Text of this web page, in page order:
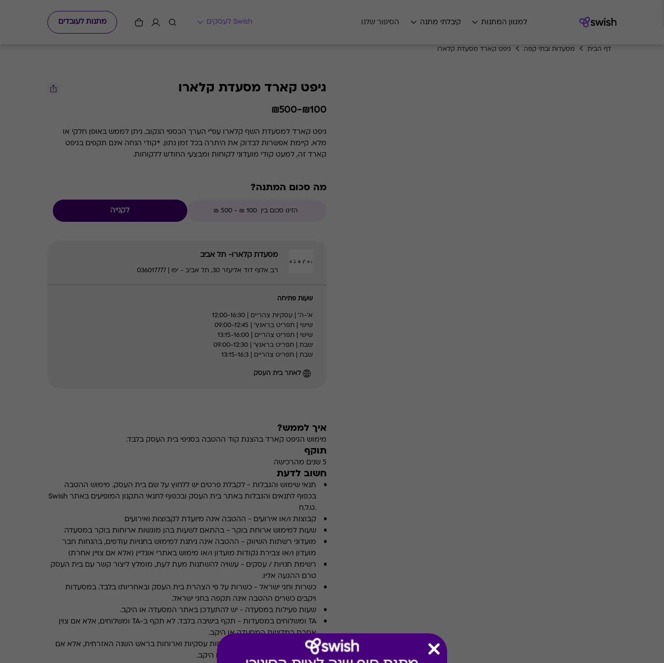
למגוון המתנות קיבלתי מתנה הסיפור שלנו Swish לעסקים מתנות לעובדים
דף הבית מסעדות ובתי קפה גיפט קארד מסעדת קלארו
גיפט קארד מסעדת קלארו
₪100-₪500
גיפט קארד למסעדת השף קלארו עפ"י הערך הכספי הנקוב. ניתן לממש באופן חלקי או
מלא. קיימת אפשרות לבדוק את היתרה בכל זמן נתון. *קודי הנחה אינם תקפים בגיפט
קארד זה, למעט קודי מועדוני לקוחות ומבצעי החודש ללקוחות.
מה סכום המתנה?
לקנייה
מסעדת קלארו- תל אביב
רב אלוף דוד אליעזר 30, תל אביב - יפו | 036017777
שעות פתיחה
א׳-ה׳ | עסקיות צהריים | 12:00-16:30
שישי | תפריט בראנץ' | 09:00-12:45
שישי | תפריט צהריים | 13:15-16:00
שבת | תפריט בראנץ' | 09:00-12:30
שבת | תפריט צהריים | 13:15-16:3
לאתר בית העסק
איך לממש?
מימוש הגיפט קארד בהצגת קוד ההטבה בסניפי בית העסק בלבד.
תוקף
5 שנים מהרכישה
חשוב לדעת
תנאי שימוש והגבלות -לקבלת פרטים יש ללחוץ על שם בית העסק. מימוש ההטבה
בכפוף לתנאים והגבלות באתר בית העסק ובכפוף לתנאי התקנון המופיעים באתר Swish
.ט.ל.ח
קבוצות ו/או אירועים - ההטבה אינה מיועדת לקבוצות ואירועים
שעות למימוש ארוחת בוקר -בהתאם לשעות בהן מוגשות ארוחות בוקר במסעדה
מועדוני רשתות השיווק - ההטבה אינה ניתנת למימוש בחנויות עודפים, בהנחות חבר
מועדון ו/או צבירת נקודות מועדון ו/או מימוש באתרי אונליין (אלא אם צויין אחרת)
רשימת חנויות / עסקים -עשויה להשתנות מעת לעת, מומלץ ליצור קשר עם בית העסק
טרם ההגעה אליו.
כשרות וחגי ישראל -כשרות על פי הצהרת בית העסק ובאחריותו בלבד. במסעדות
ויקבים כשרים ההטבה אינה תקפה בחגי ישראל.
שעות פעילות במסעדה -יש להתעדכן באתר המסעדה או היקב.
TA ומשלוחים במסעדות
-
תקף בישיבה בלבד. לא תקף ב-TA ומשלוחים, אלא אם צוין
אחרת במדיניות המסעדה או היקב.
ארוחות עסקיות
לא כולל ארוחות עסקיות וארוחות בראש השנה האזרחית, אלא אם
צוין אחרת במדיניות המסעדה או היקב.